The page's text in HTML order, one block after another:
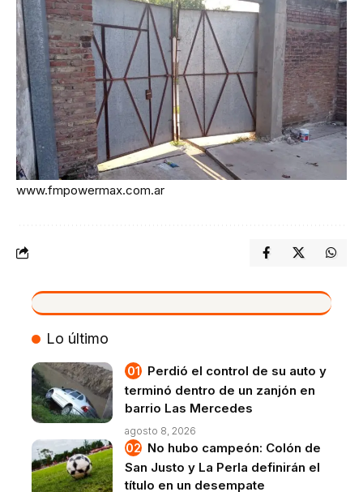
www.fmpowermax.com.ar
VIVO
Lo último
Perdió el control de su auto y
terminó dentro de un zanjón en
barrio Las Mercedes
agosto 8, 2026
No hubo campeón: Colón de
San Justo y La Perla definirán el
título en un desempate